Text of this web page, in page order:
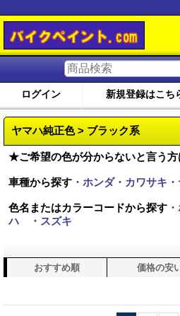
ログイン 新規登録はこち
ヤマハ純正色 > ブラック系
★ご希望の色が分からないと言う方
車種から探す ・ホンダ・カワサキ
色名またはカラーコードから探す
ハ
・スズキ
おすすめ順 価格の安